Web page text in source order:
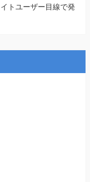
トユーザー目線で発